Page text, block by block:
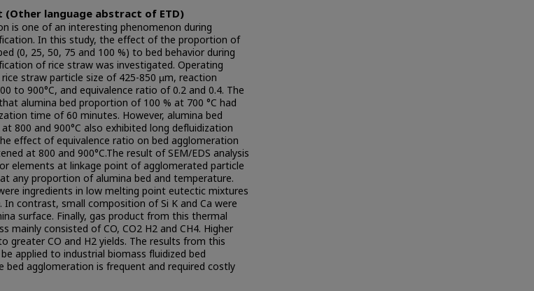
language abstract of ETD)
is one of an interesting phenomenon during
In this study, the effect of the proportion of
(0, 25, 50, 75 and 100 %) to bed behavior during
of rice straw was investigated. Operating
straw particle size of 425-850 µm, reaction
to 900°C, and equivalence ratio of 0.2 and 0.4. The
alumina bed proportion of 100 % at 700 °C had
time of 60 minutes. However, alumina bed
800 and 900°C also exhibited long defluidization
effect of equivalence ratio on bed agglomeration
at 800 and 900°C.The result of SEM/EDS analysis
elements at linkage point of agglomerated particle
any proportion of alumina bed and temperature.
ingredients in low melting point eutectic mixtures
In contrast, small composition of Si K and Ca were
surface. Finally, gas product from this thermal
mainly consisted of CO, CO2 H2 and CH4. Higher
greater CO and H2 yields. The results from this
applied to industrial biomass fluidized bed
bed agglomeration is frequent and required costly